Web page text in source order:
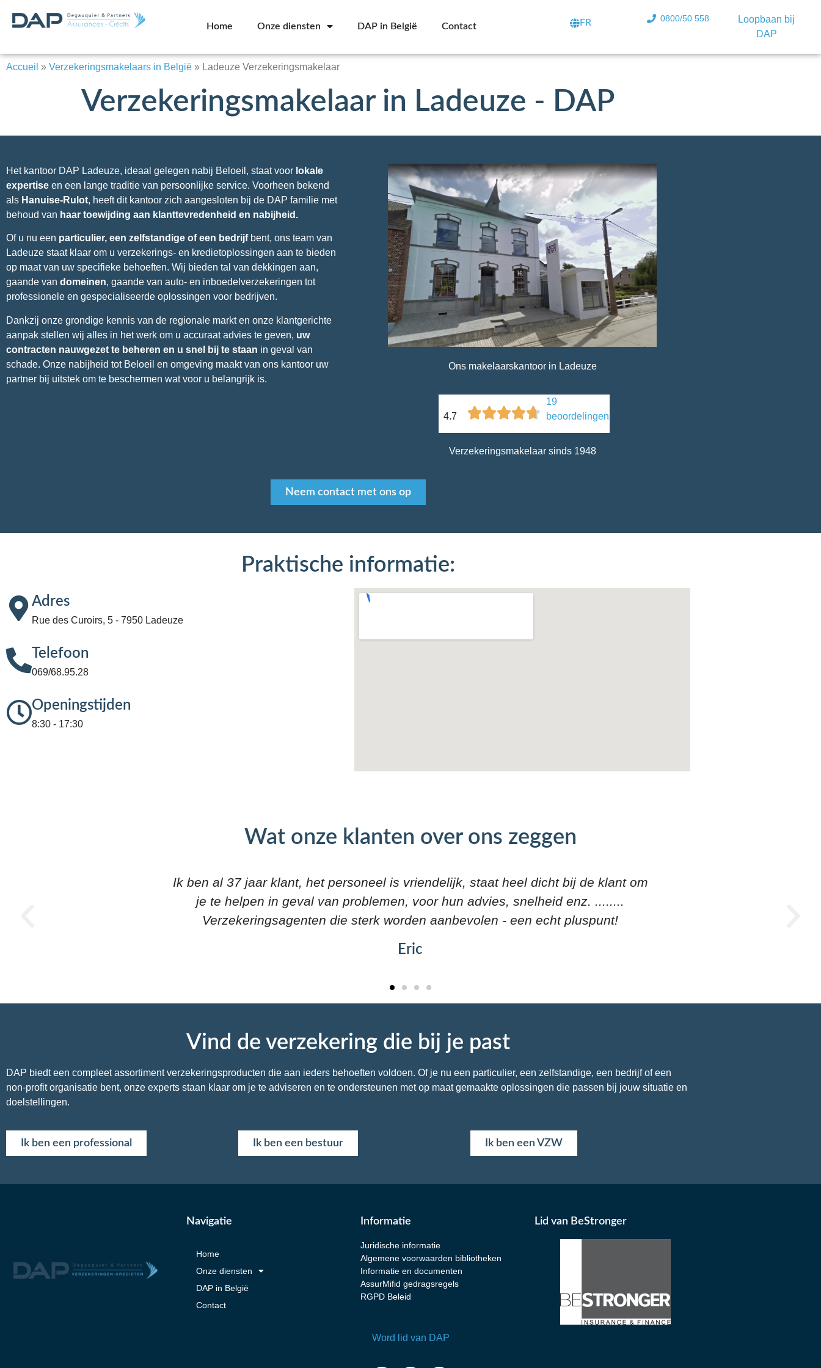
Home Onze diensten DAP in België Contact FR 0800/50 558
Loopbaan bij
DAP
Accueil » Verzekeringsmakelaars in België » Ladeuze Verzekeringsmakelaar
Verzekeringsmakelaar in Ladeuze - DAP
Het kantoor DAP Ladeuze, ideaal gelegen nabij Beloeil, staat voor lokale
expertise en een lange traditie van persoonlijke service. Voorheen bekend
als Hanuise-Rulot, heeft dit kantoor zich aangesloten bij de DAP familie met
behoud van haar toewijding aan klanttevredenheid en nabijheid.
Of u nu een particulier, een zelfstandige of een bedrijfbent, ons team van
Ladeuze staat klaar om u verzekerings- en kredietoplossingen aan te bieden
op maat van uw specifieke behoeften. Wij bieden tal van dekkingen aan,
gaande van domeinen, gaande van auto- en inboedelverzekeringen tot
professionele en gespecialiseerde oplossingen voor bedrijven.
Dankzij onze grondige kennis van de regionale markt en onze klantgerichte
aanpak stellen wij alles in het werk om u accuraat advies te geven, uw
contracten nauwgezet te beheren en u snel bij te staan in geval van
schade. Onze nabijheid tot Beloeil en omgeving maakt van ons kantoor uw
partner bij uitstek om te beschermen wat voor u belangrijk is.
Ons makelaarskantoor in Ladeuze
4.7
19
beoordelingen
Verzekeringsmakelaar sinds 1948
Neem contact met ons op
Praktische informatie:
Adres
Rue des Curoirs, 5 - 7950 Ladeuze
Telefoon
069/68.95.28
Openingstijden
8:30 - 17:30
Wat onze klanten over ons zeggen
Zeer vriendelijk zoals altijd en zeer, zeer snelle serviceDAP heeft alle goede
redenen om een makelaar te gebruiken om goed verzekerd te zijn
Nogmaals bedankt.
Michel
Vind de verzekering die bij je past
DAP biedt een compleet assortiment verzekeringsproducten die aan ieders behoeften voldoen. Of je nu een particulier, een zelfstandige, een bedrijf of een
non-profit organisatie bent, onze experts staan klaar om je te adviseren en te ondersteunen met op maat gemaakte oplossingen die passen bij jouw situatie en
doelstellingen.
Ik ben een professional Ik ben een bestuur Ik ben een VZW
Navigatie
Home
Onze diensten
DAP in België
Contact
Informatie
Juridische informatie
Algemene voorwaarden bibliotheken
Informatie en documenten
AssurMifid gedragsregels
RGPD Beleid
Lid van BeStronger
Word lid van DAP